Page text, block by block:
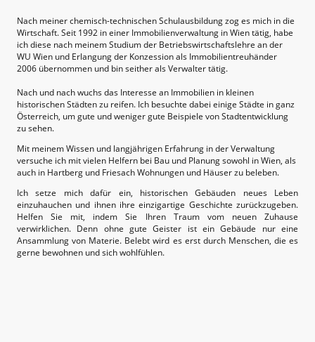
Nach meiner chemisch-technischen Schulausbildung zog es mich in die
Wirtschaft. Seit 1992 in einer Immobilienverwaltung in Wien tätig, habe
ich diese nach meinem Studium der Betriebswirtschaftslehre an der
WU Wien und Erlangung der Konzession als Immobilientreuhänder
2006 übernommen und bin seither als Verwalter tätig.
Nach und nach wuchs das Interesse an Immobilien in kleinen
historischen Städten zu reifen. Ich besuchte dabei einige Städte in ganz
Österreich, um gute und weniger gute Beispiele von Stadtentwicklung
zu sehen.
Mit meinem Wissen und langjährigen Erfahrung in der Verwaltung
versuche ich mit vielen Helfern bei Bau und Planung sowohl in Wien, als
auch in Hartberg und Friesach Wohnungen und Häuser zu beleben.
Ich setze mich dafür ein, historischen Gebäuden neues Leben
einzuhauchen und ihnen ihre einzigartige Geschichte zurückzugeben.
Helfen Sie mit, indem Sie Ihren Traum vom neuen Zuhause
verwirklichen. Denn ohne gute Geister ist ein Gebäude nur eine
Ansammlung von Materie. Belebt wird es erst durch Menschen, die es
gerne bewohnen und sich wohlfühlen.